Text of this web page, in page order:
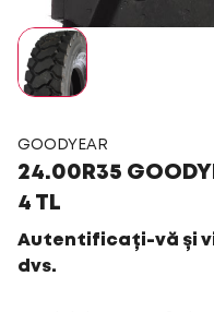
GOODYEAR
24.00R35
4 TL
Autentificați-vă și
dvs.